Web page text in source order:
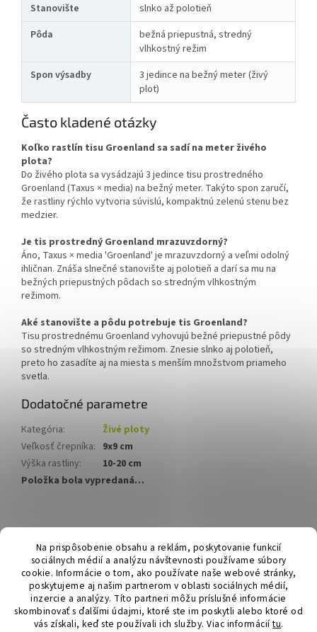
Na prispôsobenie obsahu a reklám, poskytovanie funkcií
sociálnych médií a analýzu návštevnosti používame súbory
cookie. Informácie o tom, ako používate naše webové stránky,
poskytujeme aj našim partnerom v oblasti sociálnych médií,
inzercie a analýzy. Títo partneri môžu príslušné informácie
skombinovať s ďalšími údajmi, ktoré ste im poskytli alebo ktoré od
vás získali, keď ste používali ich služby. Viac informáciítu.
Stanovište
slnko až polotieň
Pôda
bežná priepustná, stredný
vlhkostný režim
Spon výsadby
3 jedince na bežný meter (živý
plot)
Často kladené otázky
Koľko rastlín tisu Groenland sa sadí na meter živého
plota?
Do živého plota sa vysádzajú 3 jedince tisu prostredného
Groenland (Taxus × media) na bežný meter. Takýto spon zaručí,
že rastliny rýchlo vytvoria súvislú, kompaktnú zelenú stenu bez
medzier.
Je tis prostredný Groenland mrazuvzdorný?
Áno, Taxus × media 'Groenland' je mrazuvzdorný a veľmi odolný
ihličnan. Znáša slnečné stanovište aj polotieň a darí sa mu na
bežných priepustných pôdach so stredným vlhkostným
režimom.
Aké stanovište a pôdu potrebuje tis Groenland?
Tisu prostrednému Groenland vyhovujú bežné priepustné pôdy
so stredným vlhkostným režimom. Znesie slnko aj polotieň,
preto ho zasadíte aj na miesta s menším množstvom priameho
svetla.
Dodatočné parametre
Kategória:
Živé ploty
Veľkosť črepníka: 9x9 cm
Výška rastliny:
10-20 cm
Položka bola vypredaná…
á
Hurmikaki.com